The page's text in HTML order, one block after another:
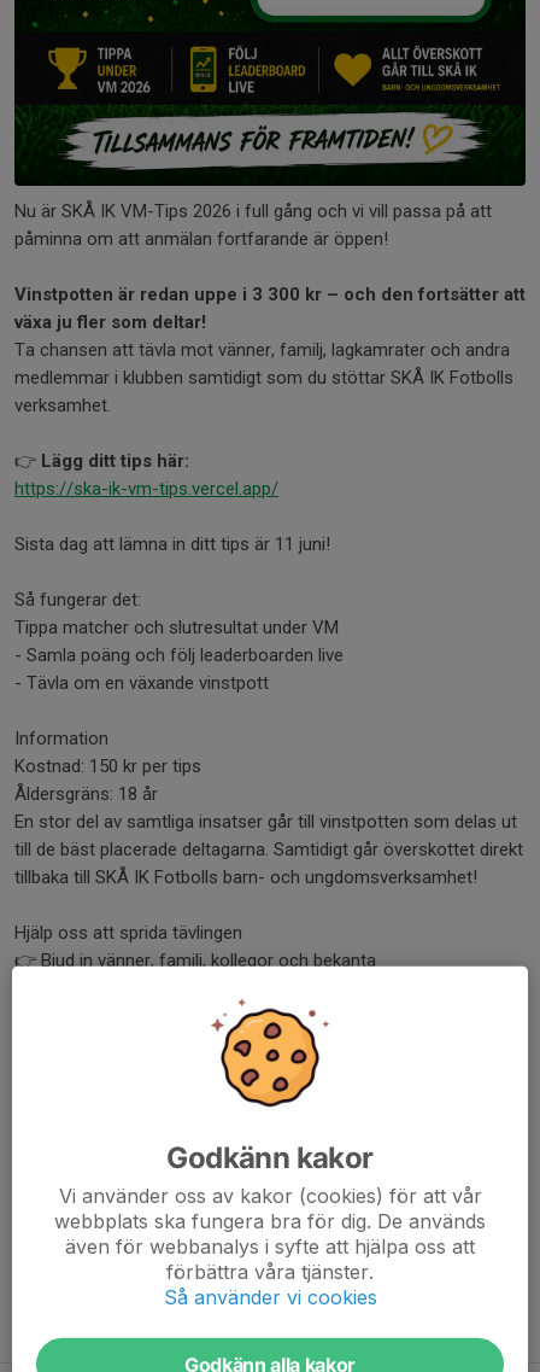
Nu är SKÅ IK VM-Tips 2026 i full gång och vi vill passa på att
påminna om att anmälan fortfarande är öppen!
Vinstpotten är redan uppe i 3 300 kr – och den fortsätter att
växa ju fler som deltar!
Ta chansen att tävla mot vänner, familj, lagkamrater och andra
medlemmar i klubben samtidigt som du stöttar SKÅ IK Fotbolls
verksamhet.
👉 Lägg ditt tips här:
https://ska-ik-vm-tips.vercel.app/
Sista dag att lämna in ditt tips är 11 juni!
Så fungerar det:
Tippa matcher och slutresultat under VM
- Samla poäng och följ leaderboarden live
- Tävla om en växande vinstpott
Information
Kostnad: 150 kr per tips
Åldersgräns: 18 år
En stor del av samtliga insatser går till vinstpotten som delas ut
till de bäst placerade deltagarna. Samtidigt går överskottet direkt
tillbaka till SKÅ IK Fotbolls barn- och ungdomsverksamhet!
Hjälp oss att sprida tävlingen
👉 Bjud in vänner, familj, kollegor och bekanta
👉 Ju fler deltagare, desto större vinstpott
💥 Du kan dessutom lämna in flera tips och därmed öka dina
Lycka till och tack för att du är med och stöttar SKÅ IK Fotboll!
Dela nyhet
Tidigare nyheter
Godkänn kakor
Vi använder oss av kakor (cookies) för att vår
webbplats ska fungera bra för dig. De används
även för webbanalys i syfte att hjälpa oss att
förbättra våra tjänster.
Så använder vi cookies
Godkänn alla kakor